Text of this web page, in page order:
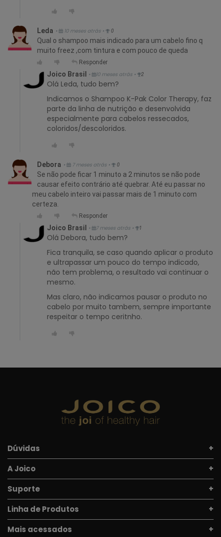
Leda • 10 meses atrás • 0
Qual o shampoo mais indicado para um cabelo fino q
muito freez ,com tintura e com pouco de queda
Responder
Joico Brasil • 10 meses atrás • 2
Olá Leda, tudo bem?
Indicamos o Shampoo K-Pak Color Therapy, faz
parte da linha de nutrição e desenvolvida
especialmente para cabelos ressecados,
coloridos/descoloridos.
Debora • 7 meses atrás • 0
Se não pode ficar 1 minuto a 2 minutos se não pode
causar efeito contrário até quebrar. Até eu passar no
meu cabelo inteiro vai passar mais de 1 minuto com
certeza.
Responder
Joico Brasil • 7 meses atrás • 1
Olá Debora, tudo bem?
Fica tranquila, se caso quando aplicar o produto
e ultrapassar um pouco do tempo indicado,
não tem problema, o resultado vai continuar o
mesmo.
Mas claro, não indicamos pausar o produto no
cabelo por muito tambem, sempre importante
respeitar o tempo ceritnho.
Dúvidas
A Joico
Suporte
Linha de Produtos
Mais acessados